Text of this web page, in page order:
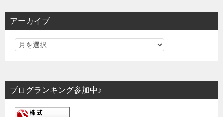
アーカイブ
ブログランキング参加中♪